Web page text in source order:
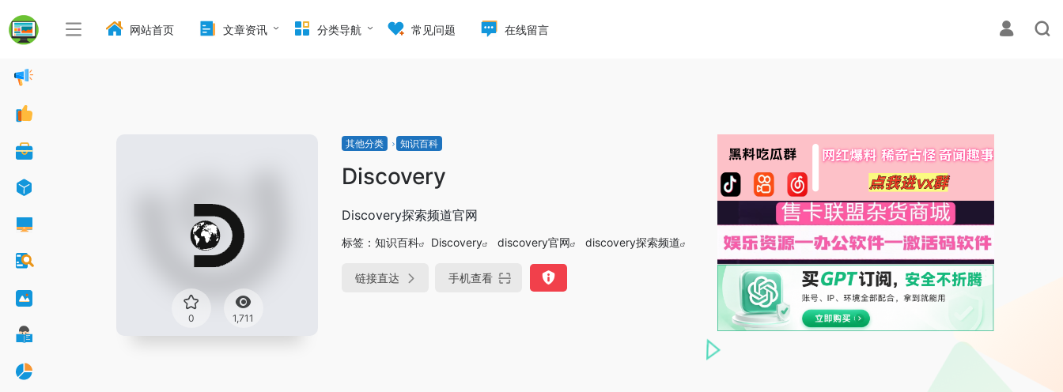
网站首页 文章资讯 分类导航 常见问题 在线留言
0 1,711
其他分类 知识百科
Discovery
Discovery探索频道官网
标签： 知识百科 Discovery discovery官网 discovery探索频道
链接直达 手机查看